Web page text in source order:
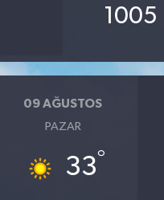
1005
09 AĞUSTOS
PAZAR
33°